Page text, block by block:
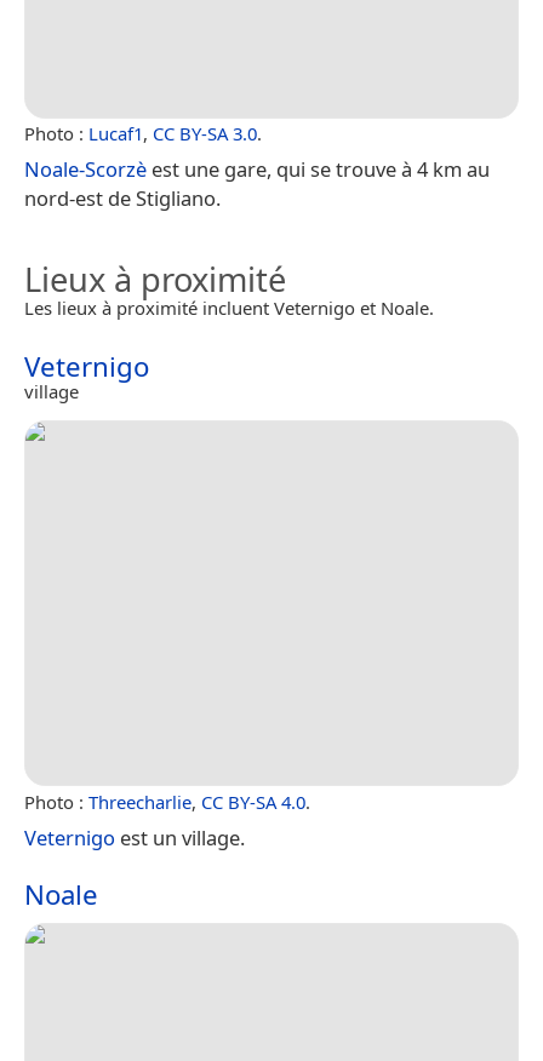
Photo : Lucaf1, CC BY-SA 3.0.
Noale-Scorzè est une gare, qui se trouve à 4 km au
nord-est de Stigliano.
Lieux à proximité
Les lieux à proximité incluent Veternigo et Noale.
Veternigo
village
Photo : Threecharlie, CC BY-SA 4.0.
Veternigo est un village.
Noale